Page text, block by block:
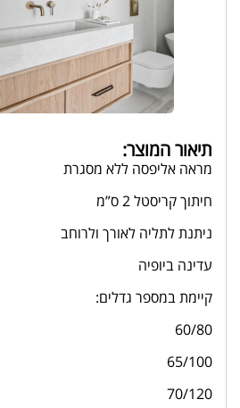
תיאור המוצר:
מראה אליפסה ללא מסגרת
חיתוך קריסטל 2 ס”מ
ניתנת לתליה לאורך ולרוחב
עדינה ביופיה
קיימת במספר גדלים:
60/80
65/100
70/120